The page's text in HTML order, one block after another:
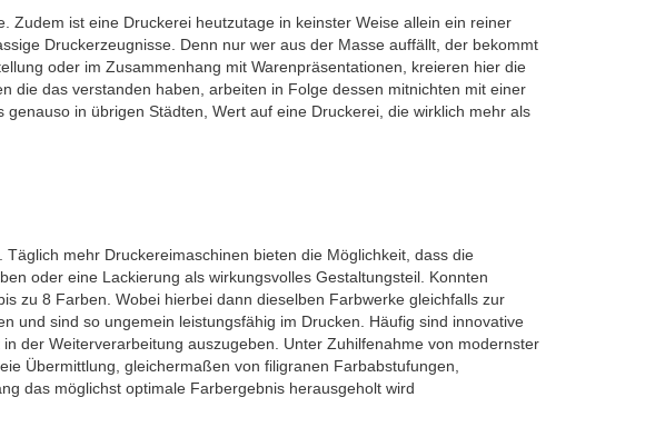
Zudem ist eine Druckerei heutzutage in keinster Weise allein ein reiner
Druckerzeugnisse. Denn nur wer aus der Masse auffällt, der bekommt
oder im Zusammenhang mit Warenpräsentationen, kreieren hier die
die das verstanden haben, arbeiten in Folge dessen mitnichten mit einer
in übrigen Städten, Wert auf eine Druckerei, die wirklich mehr als
mehr Druckereimaschinen bieten die Möglichkeit, dass die
oder eine Lackierung als wirkungsvolles Gestaltungsteil. Konnten
zu 8 Farben. Wobei hierbei dann dieselben Farbwerke gleichfalls zur
und sind so ungemein leistungsfähig im Drucken. Häufig sind innovative
der Weiterverarbeitung auszugeben. Unter Zuhilfenahme von modernster
Übermittlung, gleichermaßen von filigranen Farbabstufungen,
das möglichst optimale Farbergebnis herausgeholt wird